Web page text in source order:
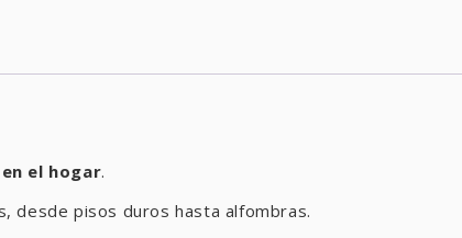
el hogar.
desde pisos duros hasta alfombras.